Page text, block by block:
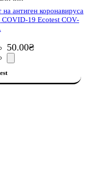
на антиген коронавируса
COVID-19 Ecotest COV-
50.00₴